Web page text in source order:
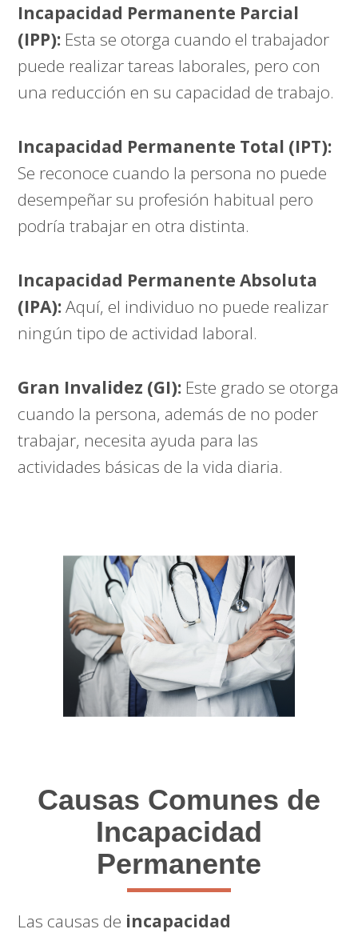
Incapacidad Permanente Parcial
(IPP): Esta se otorga cuando el trabajador
puede realizar tareas laborales, pero con
una reducción en su capacidad de trabajo.
Incapacidad Permanente Total (IPT):
Se reconoce cuando la persona no puede
desempeñar su profesión habitual pero
podría trabajar en otra distinta.
Incapacidad Permanente Absoluta
(IPA):Aquí, el individuo no puede realizar
ningún tipo de actividad laboral.
Gran Invalidez (GI): Este grado se otorga
cuando la persona, además de no poder
trabajar, necesita ayuda para las
actividades básicas de la vida diaria.
Causas Comunes de
Incapacidad
Permanente
Las causas de incapacidad